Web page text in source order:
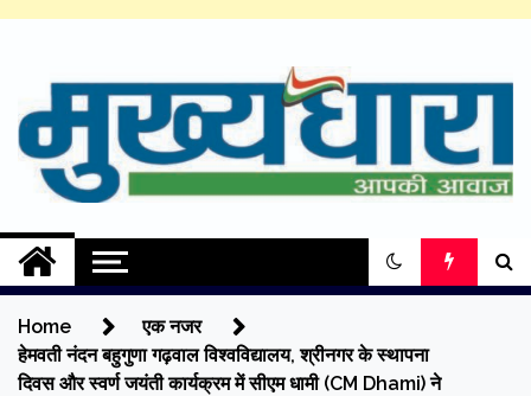
content
Mukhyadhara
Aapki Aawaz
Home
एक नजर
हेमवती नंदन बहुगुणा गढ़वाल विश्वविद्यालय, श्रीनगर के स्थापना
दिवस और स्वर्ण जयंती कार्यक्रम में सीएम धामी (CM Dhami) ने